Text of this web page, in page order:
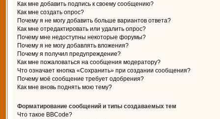
Как мне добавить подпись к своему сообщению?
Как мне создать опрос?
Почему я не могу добавить больше вариантов ответа?
Как мне отредактировать или удалить опрос?
Почему мне недоступны некоторые форумы?
Почему я не могу добавлять вложения?
Почему я получил предупреждение?
Как мне пожаловаться на сообщения модератору?
Что означает кнопка «Сохранить» при создании сообщения?
Почему моё сообщение требует одобрения?
Как мне вновь поднять мою тему?
Форматирование сообщений и типы создаваемых тем
Что такое BBCode?